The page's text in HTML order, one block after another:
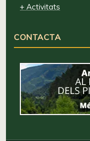
+ Activitats
CONTACTA